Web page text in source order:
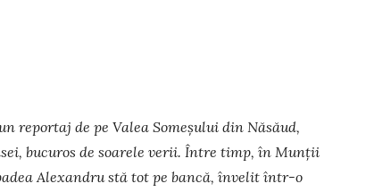
reportaj de pe Valea Someșului din Năsăud,
bucuros de soarele verii. Între timp, în Munții
Alexandru stă tot pe bancă, învelit într-o